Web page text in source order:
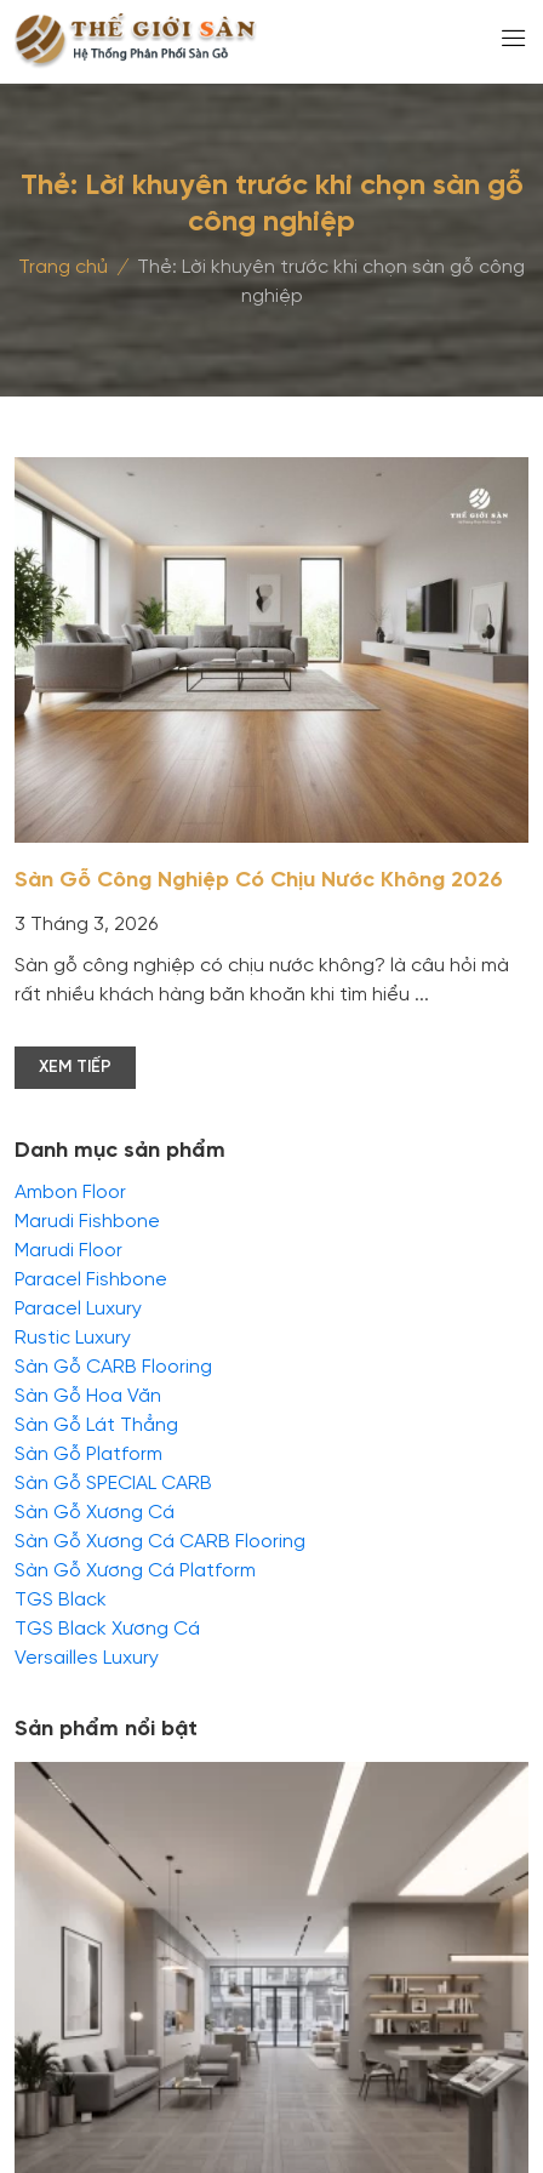
Thẻ: Lời khuyên trước khi chọn sàn gỗ
công nghiệp
Trang chủ / Thẻ: Lời khuyên trước khi chọn sàn gỗ công
nghiệp
Sàn Gỗ Công Nghiệp Có Chịu Nước Không 2026
3 Tháng 3, 2026
Sàn gỗ công nghiệp có chịu nước không? là câu hỏi mà
rất nhiều khách hàng băn khoăn khi tìm hiểu ...
XEM TIẾP
Danh mục sản phẩm
Ambon Floor
Marudi Fishbone
Marudi Floor
Paracel Fishbone
Paracel Luxury
Rustic Luxury
Sàn Gỗ CARB Flooring
Sàn Gỗ Hoa Văn
Sàn Gỗ Lát Thẳng
Sàn Gỗ Platform
Sàn Gỗ SPECIAL CARB
Sàn Gỗ Xương Cá
Sàn Gỗ Xương Cá CARB Flooring
Sàn Gỗ Xương Cá Platform
TGS Black
TGS Black Xương Cá
Versailles Luxury
Sản phẩm nổi bật